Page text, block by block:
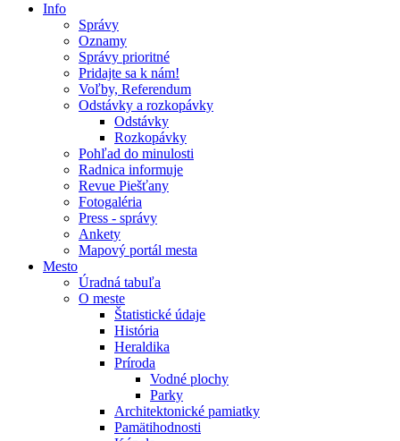
Info
Správy
Oznamy
Správy prioritné
Pridajte sa k nám!
Voľby, Referendum
Odstávky a rozkopávky
Odstávky
Rozkopávky
Pohľad do minulosti
Radnica informuje
Revue Piešťany
Fotogaléria
Press - správy
Ankety
Mapový portál mesta
Mesto
Úradná tabuľa
O meste
Štatistické údaje
História
Heraldika
Príroda
Vodné plochy
Parky
Architektonické pamiatky
Pamätihodnosti